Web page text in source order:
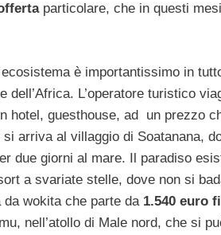
particolare, che in questi
è importantissimo in
dell’Africa. L’operatore turistico
hotel, guesthouse, ad un prezzo
si arriva al villaggio di Soatanana,
due giorni al mare. Il paradiso
a svariate stelle, dove non si
wokita che parte da 1.540 euro
nell’atollo di Male nord, che si